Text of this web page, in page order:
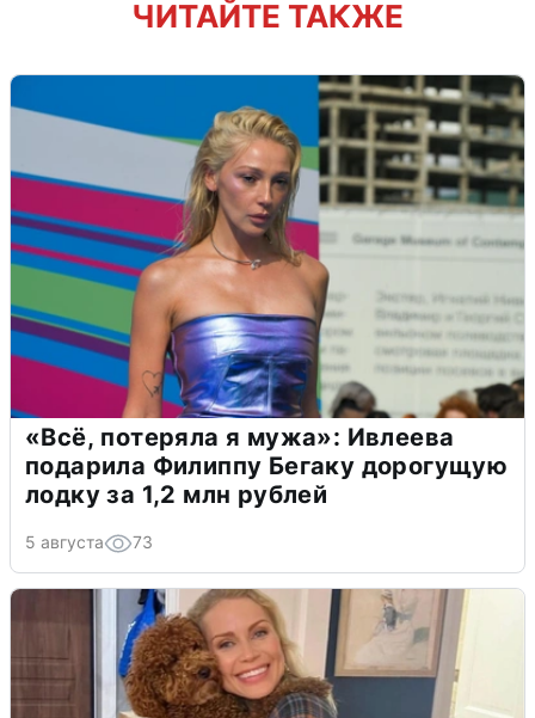
ЧИТАЙТЕ ТАКЖЕ
«Всё, потеряла я мужа»: Ивлеева
подарила Филиппу Бегаку дорогущую
лодку за 1,2 млн рублей
5 августа 73